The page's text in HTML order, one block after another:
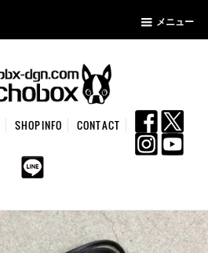
メニュー
SHOPINFO CONTACT